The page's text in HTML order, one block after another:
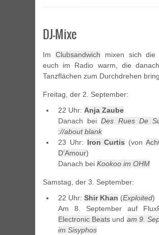
DJ-Mixe
Im Clubsandwich mixen sich die
euch im Radio warm, die
Tanzflächen zum Durchdrehen
Freitag, der 2. September:
22 Uhr:Anja Zaube
Danach beiDes Rues De
://about blank
23 Uhr: Iron Curtis (von
D’Amour)
Danach beiKookoo im OHM
Samstag, der 3. September:
22 Uhr:Shir Khan (Exploited)
Am 8. September auf
Electronic Beats und am 9.
im Sisyphos